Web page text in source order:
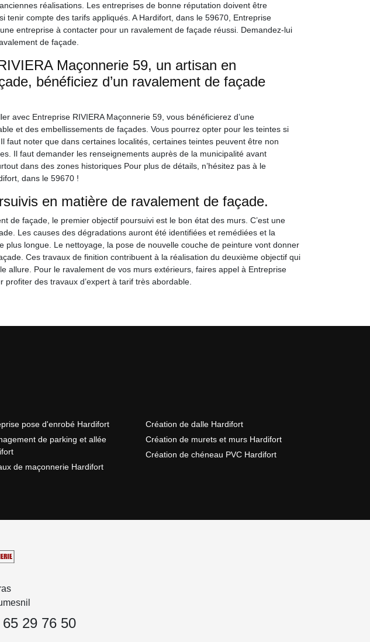
réalisations. Les entreprises de bonne réputation doivent être
tenir compte des tarifs appliqués. A Hardifort, dans le 59670, Entreprise
entreprise à contacter pour un ravalement de façade réussi. Demandez-lui
de façade.
Maçonnerie 59, un artisan en
bénéficiez d’un ravalement de façade
avec Entreprise RIVIERA Maçonnerie 59, vous bénéficierez d’une
et des embellissements de façades. Vous pourrez opter pour les teintes si
faut noter que dans certaines localités, certaines teintes peuvent être non
Il faut demander les renseignements auprès de la municipalité avant
dans des zones historiques Pour plus de détails, n’hésitez pas à le
dans le 59670 !
en matière de ravalement de façade.
de façade, le premier objectif poursuivi est le bon état des murs. C’est une
Les causes des dégradations auront été identifiées et remédiées et la
plus longue. Le nettoyage, la pose de nouvelle couche de peinture vont donner
Ces travaux de finition contribuent à la réalisation du deuxième objectif qui
allure. Pour le ravalement de vos murs extérieurs, faires appel à Entreprise
profiter des travaux d’expert à tarif très abordable.
pose d'enrobé Hardifort
de parking et allée
de maçonnerie Hardifort
Création de dalle Hardifort
Création de murets et murs Hardifort
Création de chéneau PVC Hardifort
65 29 76 50